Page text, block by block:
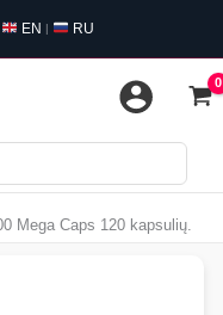
EN | RU
Mega Caps 120 kapsulių.